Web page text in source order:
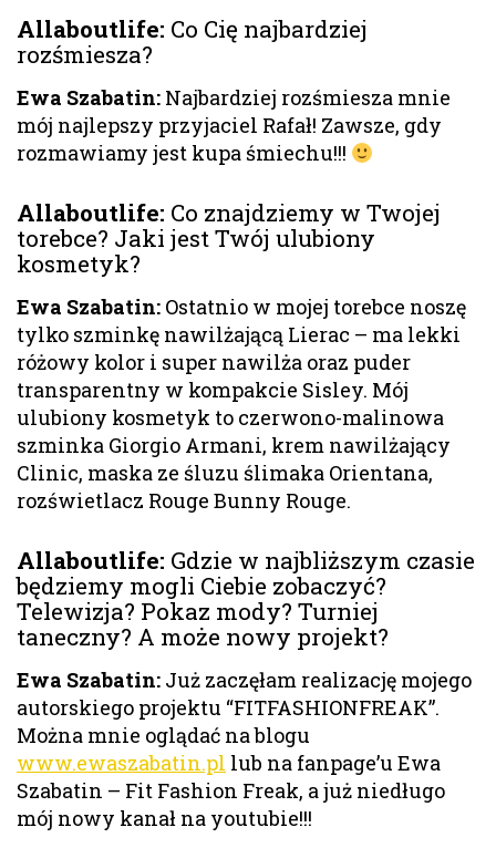
Allaboutlife: Co Cię najbardziej
rozśmiesza?
Ewa Szabatin: Najbardziej rozśmiesza mnie
mój najlepszy przyjaciel Rafał! Zawsze, gdy
rozmawiamy jest kupa śmiechu!!!
Allaboutlife: Co znajdziemy w Twojej
torebce? Jaki jest Twój ulubiony
kosmetyk?
Ewa Szabatin: Ostatnio w mojej torebce noszę
tylko szminkę nawilżającą Lierac – ma lekki
różowy kolor i super nawilża oraz puder
transparentny w kompakcie Sisley. Mój
ulubiony kosmetyk to czerwono-malinowa
szminka Giorgio Armani, krem nawilżający
Clinic, maska ze śluzu ślimaka Orientana,
rozświetlacz Rouge Bunny Rouge.
Allaboutlife: Gdzie w najbliższym czasie
będziemy mogli Ciebie zobaczyć?
Telewizja? Pokaz mody? Turniej
taneczny? A może nowy projekt?
Ewa Szabatin: Już zaczęłam realizację mojego
autorskiego projektu “FITFASHIONFREAK”.
Można mnie oglądać na blogu
www.ewaszabatin.pl lub na fanpage’u Ewa
Szabatin – Fit Fashion Freak, a już niedługo
mój nowy kanał na youtubie!!!